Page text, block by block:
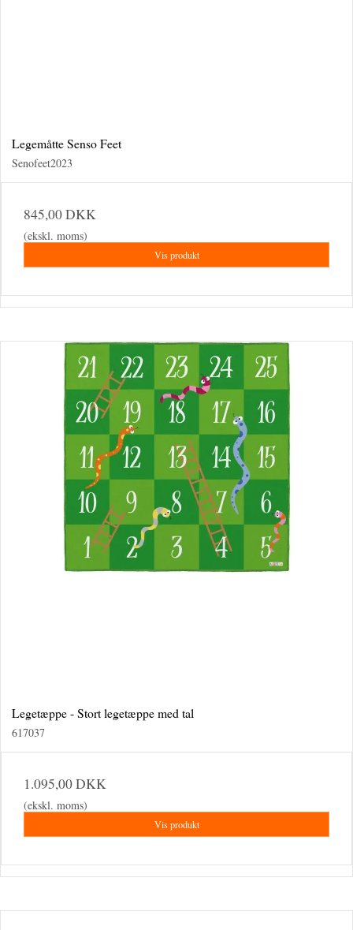
Legemåtte Senso Feet
Senofeet2023
845,00 DKK
(ekskl. moms)
Vis produkt
Legetæppe - Stort legetæppe med tal
617037
1.095,00 DKK
(ekskl. moms)
Vis produkt